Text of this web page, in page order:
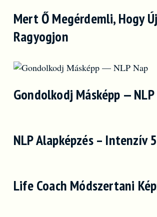
Mert Ő Megérdemli, Hogy
Ragyogjon
Gondolkodj Másképp — NLP
NLP Alapképzés – Intenzív
Life Coach Módszertani